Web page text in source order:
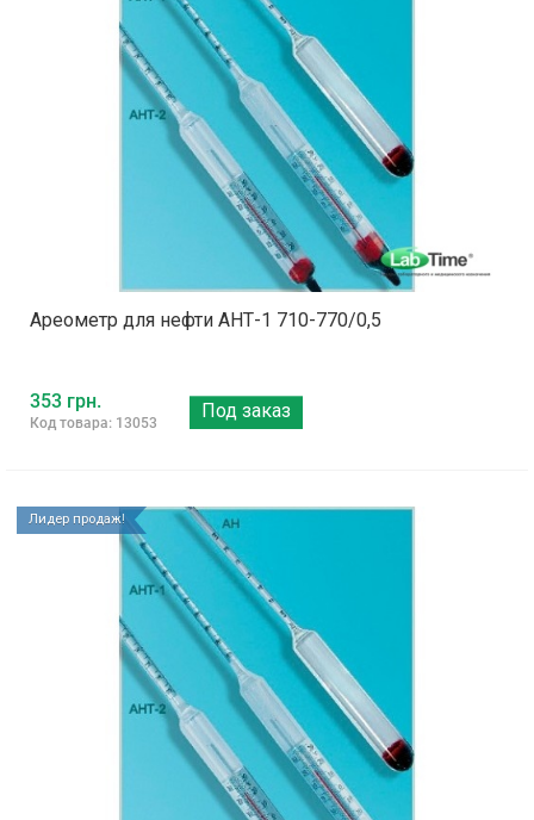
Ареометр для нефти АНТ-1 710-770/0,5
353 грн.
Код товара: 13053
Под заказ
Лидер продаж!